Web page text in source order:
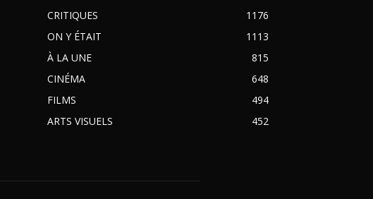
CRITIQUES
1176
ON Y ÉTAIT
1113
À LA UNE
815
CINÉMA
648
FILMS
494
ARTS VISUELS
452